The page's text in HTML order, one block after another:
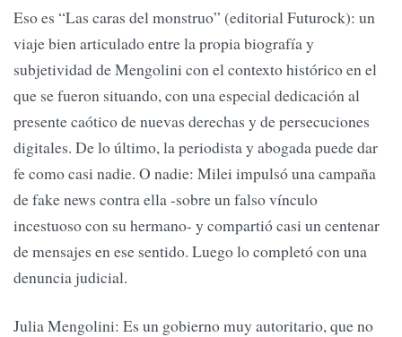
Eso es “Las caras del monstruo” (editorial Futurock): un
viaje bien articulado entre la propia biografía y
subjetividad de Mengolini con el contexto histórico en el
que se fueron situando, con una especial dedicación al
presente caótico de nuevas derechas y de persecuciones
digitales. De lo último, la periodista y abogada puede dar
fe como casi nadie. O nadie: Milei impulsó una campaña
de fake news contra ella -sobre un falso vínculo
incestuoso con su hermano- y compartió casi un centenar
de mensajes en ese sentido. Luego lo completó con una
denuncia judicial.
Julia Mengolini: Es un gobierno muy autoritario, que no